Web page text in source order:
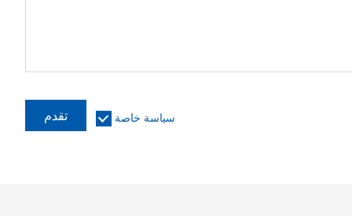
تقدم سياسة خاصة